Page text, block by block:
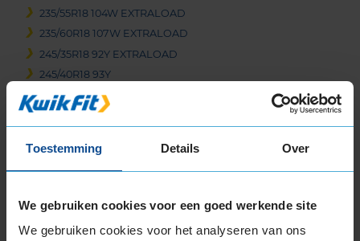
Toestemming Details Over
We gebruiken cookies voor een goed werkende site
We gebruiken cookies voor het analyseren van ons
235/55R18 104W EXTRALOAD
235/60R18 107W EXTRALOAD
245/35R18 92Y EXTRALOAD
245/40R18 93Y
245/40R18 97Y EXTRALOAD
245/45R18 100Y EXTRALOAD
245/50R18 104Y EXTRALOAD
255/45R18 99Y